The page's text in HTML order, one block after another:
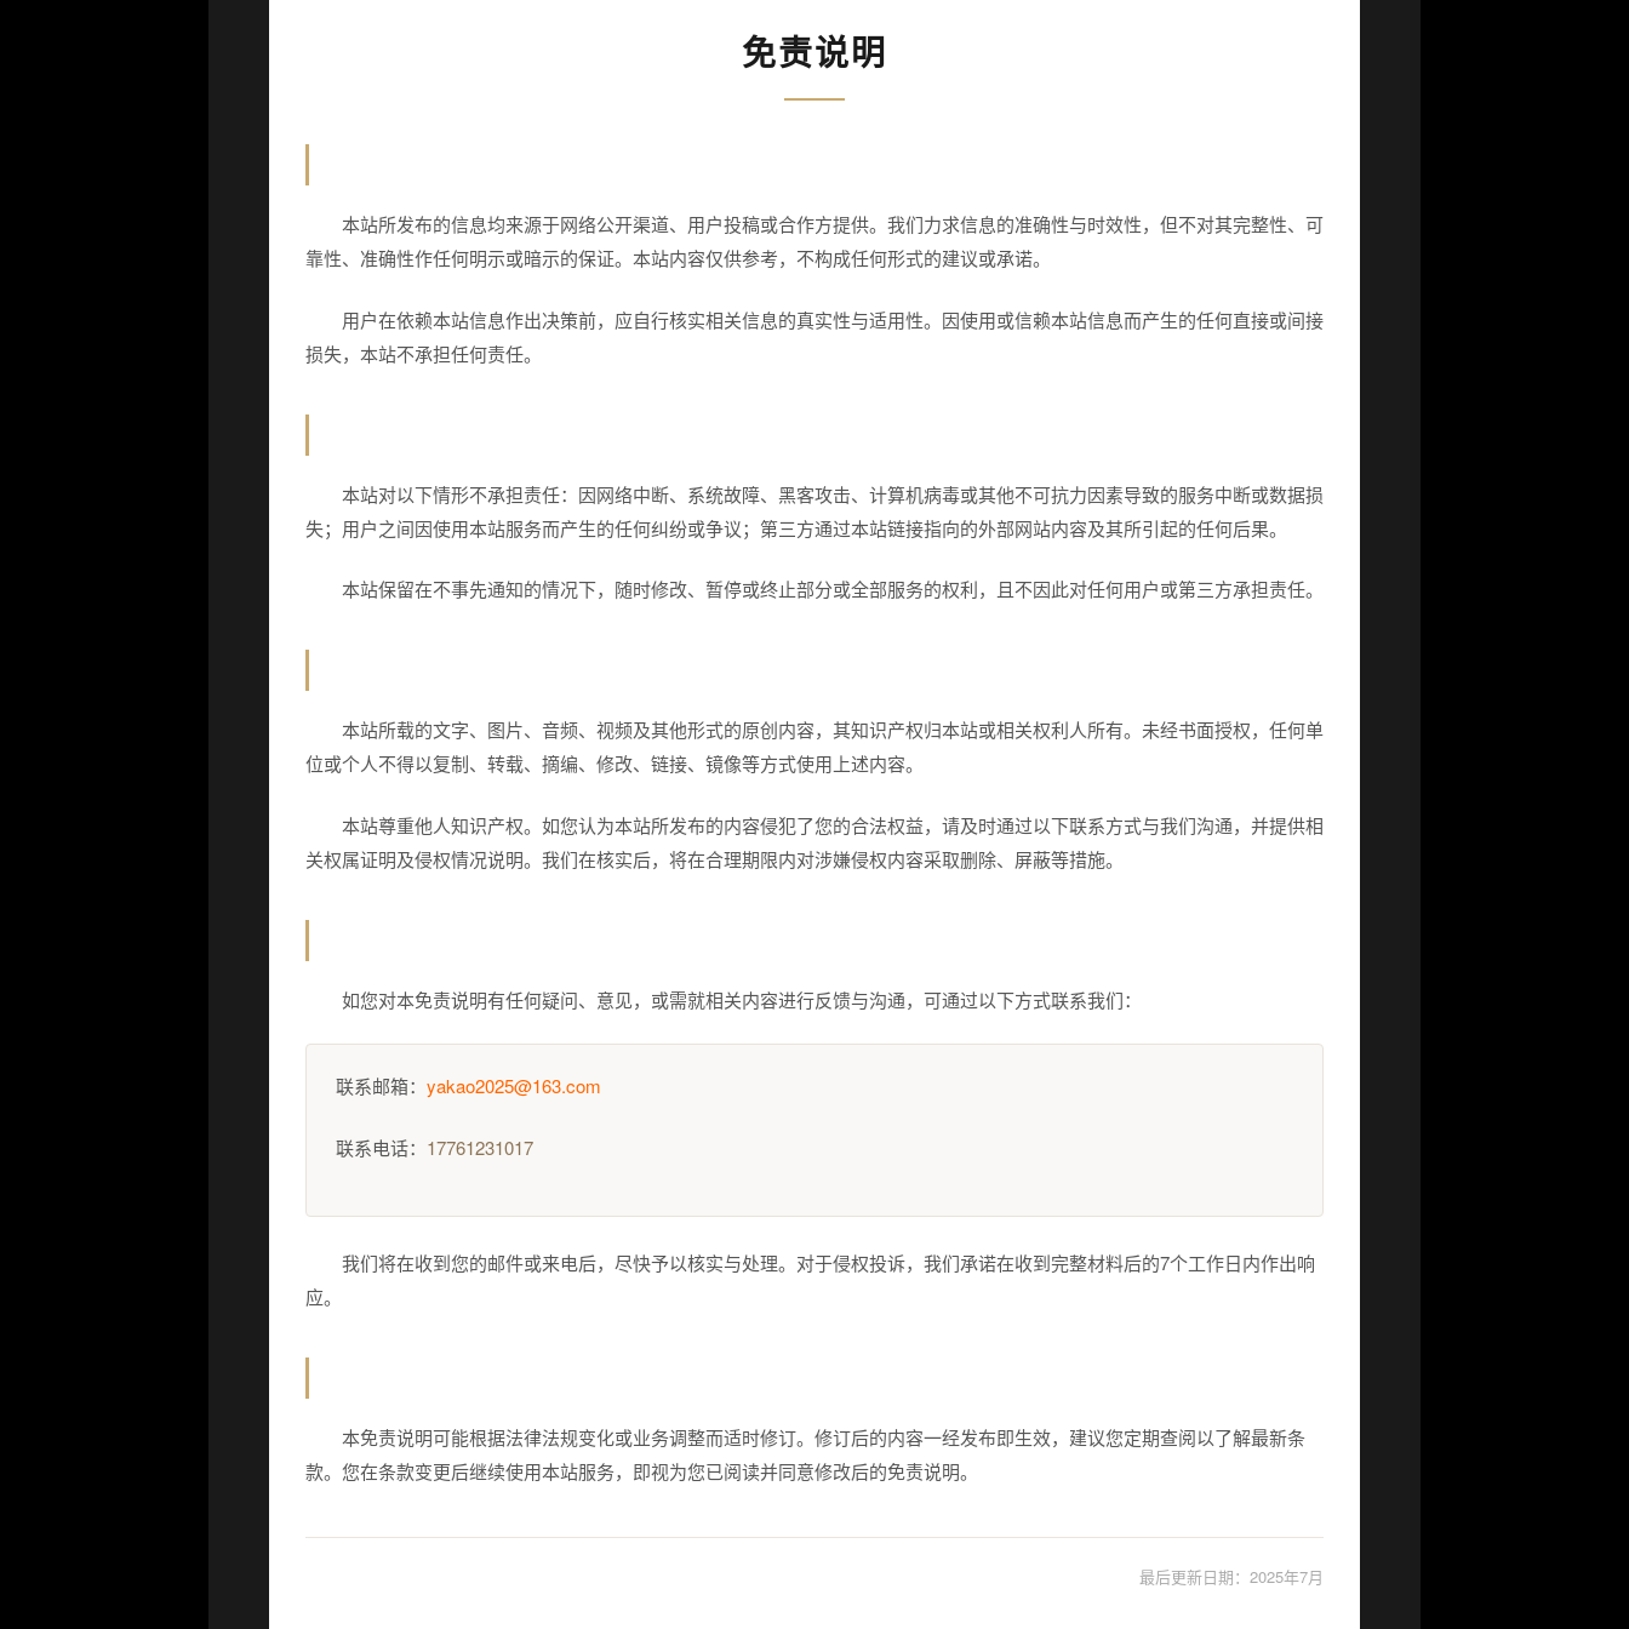
免责说明
本站所发布的信息均来源于网络公开渠道、用户投稿或合作方提供。我们力求信息的准确性与时效性，但不对其完整性、可
靠性、准确性作任何明示或暗示的保证。本站内容仅供参考，不构成任何形式的建议或承诺。
用户在依赖本站信息作出决策前，应自行核实相关信息的真实性与适用性。因使用或信赖本站信息而产生的任何直接或间接
损失，本站不承担任何责任。
本站对以下情形不承担责任：因网络中断、系统故障、黑客攻击、计算机病毒或其他不可抗力因素导致的服务中断或数据损
失；用户之间因使用本站服务而产生的任何纠纷或争议；第三方通过本站链接指向的外部网站内容及其所引起的任何后果。
本站保留在不事先通知的情况下，随时修改、暂停或终止部分或全部服务的权利，且不因此对任何用户或第三方承担责任。
本站所载的文字、图片、音频、视频及其他形式的原创内容，其知识产权归本站或相关权利人所有。未经书面授权，任何单
位或个人不得以复制、转载、摘编、修改、链接、镜像等方式使用上述内容。
本站尊重他人知识产权。如您认为本站所发布的内容侵犯了您的合法权益，请及时通过以下联系方式与我们沟通，并提供相
关权属证明及侵权情况说明。我们在核实后，将在合理期限内对涉嫌侵权内容采取删除、屏蔽等措施。
如您对本免责说明有任何疑问、意见，或需就相关内容进行反馈与沟通，可通过以下方式联系我们：
联系邮箱： yakao2025@163.com
联系电话： 17761231017
我们将在收到您的邮件或来电后，尽快予以核实与处理。对于侵权投诉，我们承诺在收到完整材料后的7个工作日内作出响
应。
本免责说明可能根据法律法规变化或业务调整而适时修订。修订后的内容一经发布即生效，建议您定期查阅以了解最新条
款。您在条款变更后继续使用本站服务，即视为您已阅读并同意修改后的免责说明。
最后更新日期：2025年7月